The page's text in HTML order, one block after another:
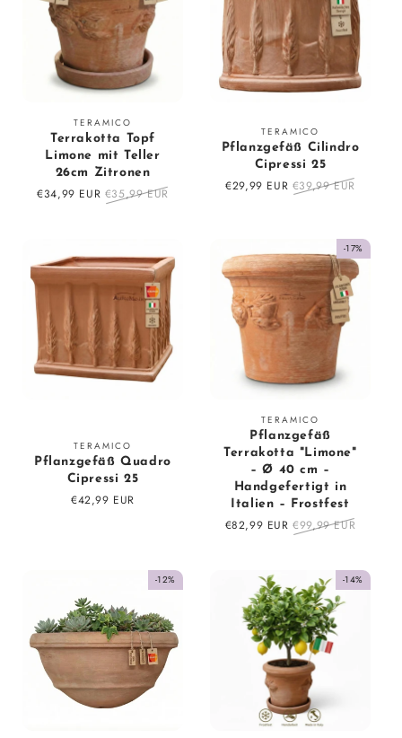
Vendor:
TERAMICO
Terrakotta Topf
Limone mit Teller
26cm Zitronen
Sale
€34,99 EUR Regular
€35,99 EUR
Vendor:
TERAMICO
Pflanzgefäß Cilindro
Cipressi 25
Sale
€29,99 EUR Regular
€39,99 EUR
Vendor:
TERAMICO
Pflanzgefäß Quadro
Cipressi 25
Regular
€42,99 EUR
-17%
Vendor:
TERAMICO
Pflanzgefäß
Terrakotta "Limone"
– Ø 40 cm –
Handgefertigt in
Italien – Frostfest
Sale
€82,99 EUR Regular
€99,99 EUR
-12% -14%